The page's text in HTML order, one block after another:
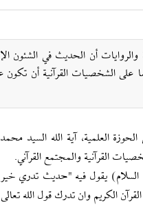
والروايات أن الحديث في
الشخصيات القرآنية أن تكون
العلمية، آية الله السيد
القرآنية والمجتمع القرآني.
السلام) يقول فيه "حديث تدري
الكريم وان تدرك قول الله